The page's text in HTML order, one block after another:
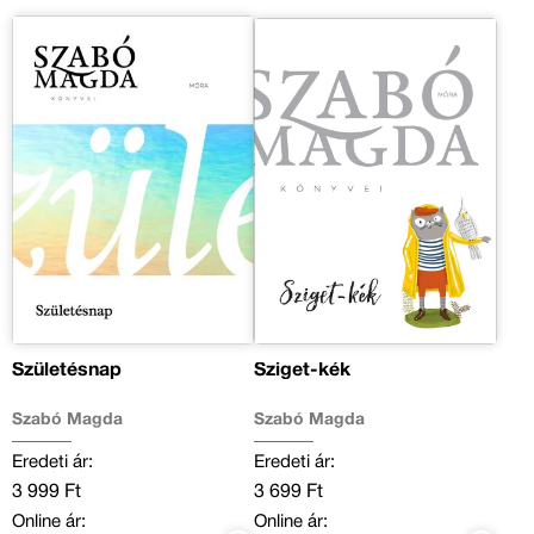
Születésnap
Szabó Magda
Eredeti ár:
3 999 Ft
Online ár:
Sziget-kék
Szabó Magda
Eredeti ár:
3 699 Ft
Online ár: